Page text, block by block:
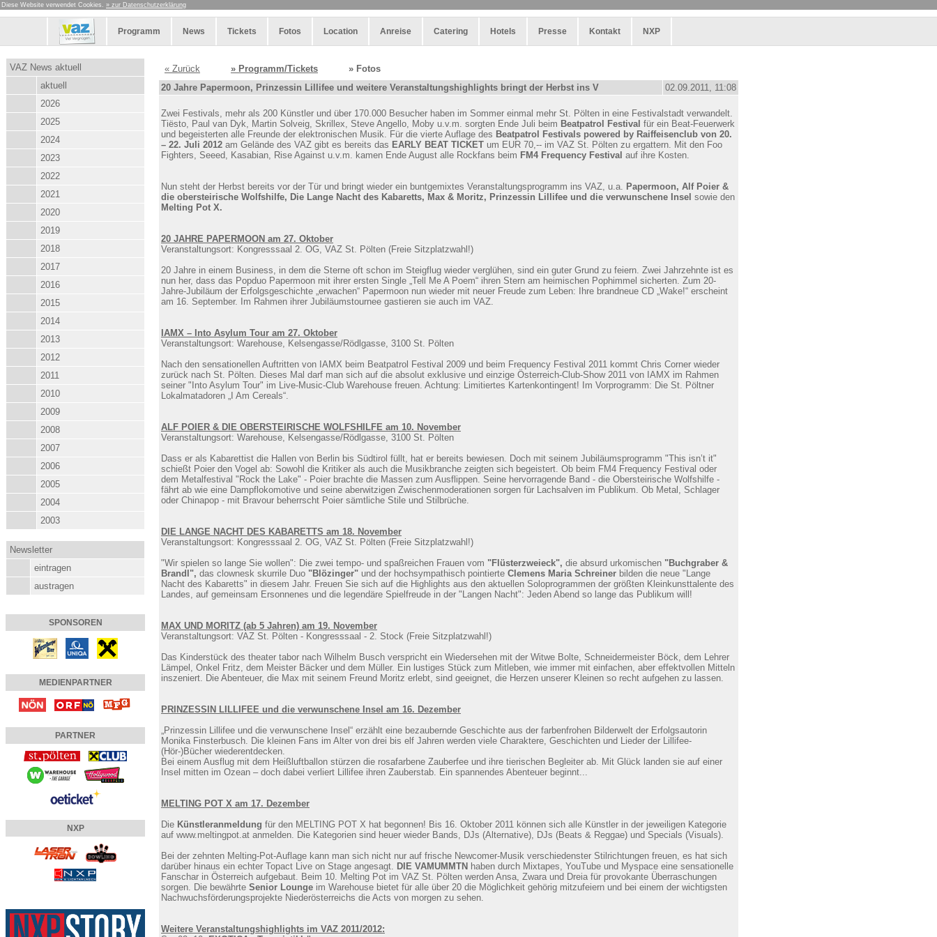
Diese Website verwendet Cookies. » zur Datenschutzerklärung
Programm News Tickets Fotos Location Anreise Catering Hotels Presse Kontakt NXP
VAZ News aktuell
aktuell
2026
2025
2024
2023
2022
2021
2020
2019
2018
2017
2016
2015
2014
2013
2012
2011
2010
2009
2008
2007
2006
2005
2004
2003
Newsletter
eintragen
austragen
SPONSOREN
MEDIENPARTNER
PARTNER
NXP
« Zurück » Programm/Tickets
» Fotos
20 Jahre Papermoon, Prinzessin Lillifee und weitere Veranstaltungshighlights bringt der Herbst ins V
02.09.2011, 11:08
Zwei Festivals, mehr als 200 Künstler und über 170.000 Besucher haben im Sommer einmal mehr St. Pölten in eine Festivalstadt verwandelt.
Tiësto, Paul van Dyk, Martin Solveig, Skrillex, Steve Angello, Moby u.v.m. sorgten Ende Juli beim Beatpatrol Festival für ein Beat-Feuerwerk
und begeisterten alle Freunde der elektronischen Musik. Für die vierte Auflage des Beatpatrol Festivals powered by Raiffeisenclub von 20.
– 22. Juli 2012 am Gelände des VAZ gibt es bereits das EARLY BEAT TICKET um EUR 70,-- im VAZ St. Pölten zu ergattern. Mit den Foo
Fighters, Seeed, Kasabian, Rise Against u.v.m. kamen Ende August alle Rockfans beim FM4 Frequency Festival auf ihre Kosten.
Nun steht der Herbst bereits vor der Tür und bringt wieder ein buntgemixtes Veranstaltungsprogramm ins VAZ, u.a. Papermoon, Alf Poier &
die obersteirische Wolfshilfe, Die Lange Nacht des Kabaretts, Max & Moritz, Prinzessin Lillifee und die verwunschene Insel sowie den
Melting Pot X.
20 JAHRE PAPERMOON am 27. Oktober
Veranstaltungsort: Kongresssaal 2. OG, VAZ St. Pölten (Freie Sitzplatzwahl!)
20 Jahre in einem Business, in dem die Sterne oft schon im Steigflug wieder verglühen, sind ein guter Grund zu feiern. Zwei Jahrzehnte ist es
nun her, dass das Popduo Papermoon mit ihrer ersten Single „Tell Me A Poem“ ihren Stern am heimischen Pophimmel sicherten. Zum 20-
Jahre-Jubiläum der Erfolgsgeschichte „erwachen“ Papermoon nun wieder mit neuer Freude zum Leben: Ihre brandneue CD „Wake!“ erscheint
am 16. September. Im Rahmen ihrer Jubiläumstournee gastieren sie auch im VAZ.
IAMX – Into Asylum Tour am 27. Oktober
Veranstaltungsort: Warehouse, Kelsengasse/Rödlgasse, 3100 St. Pölten
Nach den sensationellen Auftritten von IAMX beim Beatpatrol Festival 2009 und beim Frequency Festival 2011 kommt Chris Corner wieder
zurück nach St. Pölten. Dieses Mal darf man sich auf die absolut exklusive und einzige Österreich-Club-Show 2011 von IAMX im Rahmen
seiner "Into Asylum Tour" im Live-Music-Club Warehouse freuen. Achtung: Limitiertes Kartenkontingent! Im Vorprogramm: Die St. Pöltner
Lokalmatadoren „I Am Cereals“.
ALF POIER & DIE OBERSTEIRISCHE WOLFSHILFE am 10. November
Veranstaltungsort: Warehouse, Kelsengasse/Rödlgasse, 3100 St. Pölten
Dass er als Kabarettist die Hallen von Berlin bis Südtirol füllt, hat er bereits bewiesen. Doch mit seinem Jubiläumsprogramm "This isn’t it"
schießt Poier den Vogel ab: Sowohl die Kritiker als auch die Musikbranche zeigten sich begeistert. Ob beim FM4 Frequency Festival oder
dem Metalfestival "Rock the Lake" - Poier brachte die Massen zum Ausflippen. Seine hervorragende Band - die Obersteirische Wolfshilfe -
fährt ab wie eine Dampflokomotive und seine aberwitzigen Zwischenmoderationen sorgen für Lachsalven im Publikum. Ob Metal, Schlager
oder Chinapop - mit Bravour beherrscht Poier sämtliche Stile und Stilbrüche.
DIE LANGE NACHT DES KABARETTS am 18. November
Veranstaltungsort: Kongresssaal 2. OG, VAZ St. Pölten (Freie Sitzplatzwahl!)
"Wir spielen so lange Sie wollen": Die zwei tempo- und spaßreichen Frauen vom "Flüsterzweieck", die absurd urkomischen "Buchgraber &
Brandl", das clownesk skurrile Duo "Blözinger" und der hochsympathisch pointierte Clemens Maria Schreiner bilden die neue "Lange
Nacht des Kabaretts" in diesem Jahr. Freuen Sie sich auf die Highlights aus den aktuellen Soloprogrammen der größten Kleinkunsttalente des
Landes, auf gemeinsam Ersonnenes und die legendäre Spielfreude in der "Langen Nacht": Jeden Abend so lange das Publikum will!
MAX UND MORITZ (ab 5 Jahren) am 19. November
Veranstaltungsort: VAZ St. Pölten - Kongresssaal - 2. Stock (Freie Sitzplatzwahl!)
Das Kinderstück des theater tabor nach Wilhelm Busch verspricht ein Wiedersehen mit der Witwe Bolte, Schneidermeister Böck, dem Lehrer
Lämpel, Onkel Fritz, dem Meister Bäcker und dem Müller. Ein lustiges Stück zum Mitleben, wie immer mit einfachen, aber effektvollen Mitteln
inszeniert. Die Abenteuer, die Max mit seinem Freund Moritz erlebt, sind geeignet, die Herzen unserer Kleinen so recht aufgehen zu lassen.
PRINZESSIN LILLIFEE und die verwunschene Insel am 16. Dezember
„Prinzessin Lillifee und die verwunschene Insel“ erzählt eine bezaubernde Geschichte aus der farbenfrohen Bilderwelt der Erfolgsautorin
Monika Finsterbusch. Die kleinen Fans im Alter von drei bis elf Jahren werden viele Charaktere, Geschichten und Lieder der Lillifee-
(Hör-)Bücher wiederentdecken.
Bei einem Ausflug mit dem Heißluftballon stürzen die rosafarbene Zauberfee und ihre tierischen Begleiter ab. Mit Glück landen sie auf einer
Insel mitten im Ozean – doch dabei verliert Lillifee ihren Zauberstab. Ein spannendes Abenteuer beginnt...
MELTING POT X am 17. Dezember
Die Künstleranmeldung für den MELTING POT X hat begonnen! Bis 16. Oktober 2011 können sich alle Künstler in der jeweiligen Kategorie
auf www.meltingpot.at anmelden. Die Kategorien sind heuer wieder Bands, DJs (Alternative), DJs (Beats & Reggae) und Specials (Visuals).
Bei der zehnten Melting-Pot-Auflage kann man sich nicht nur auf frische Newcomer-Musik verschiedenster Stilrichtungen freuen, es hat sich
darüber hinaus ein echter Topact Live on Stage angesagt. DIE VAMUMMTN haben durch Mixtapes, YouTube und Myspace eine sensationelle
Fanschar in Österreich aufgebaut. Beim 10. Melting Pot im VAZ St. Pölten werden Ansa, Zwara und Dreia für provokante Überraschungen
sorgen. Die bewährte Senior Lounge im Warehouse bietet für alle über 20 die Möglichkeit gehörig mitzufeiern und bei einem der wichtigsten
Nachwuchsförderungsprojekte Niederösterreichs die Acts von morgen zu sehen.
Weitere Veranstaltungshighlights im VAZ 2011/2012: